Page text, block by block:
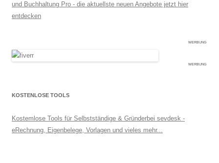
und Buchhaltung Pro - die aktuellste neuen Angebote jetzt hier
entdecken
WERBUNG
WERBUNG
KOSTENLOSE TOOLS
Kostemlose Tools für Selbstständige & Gründerbei sevdesk -
eRechnung, Eigenbelege, Vorlagen und vieles mehr...